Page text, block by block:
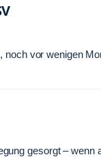
vor wenigen
gesorgt – wenn